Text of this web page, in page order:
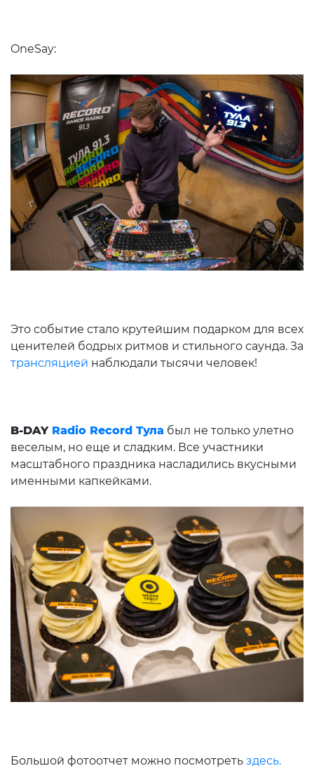
OneSay:
Это событие стало крутейшим подарком для всех
ценителей бодрых ритмов и стильного саунда. За
трансляцией наблюдали тысячи человек!
B-DAY Radio Record Тула был не только улетно
веселым, но еще и сладким. Все участники
масштабного праздника насладились вкусными
именными капкейками.
Большой фотоотчет можно посмотреть здесь.